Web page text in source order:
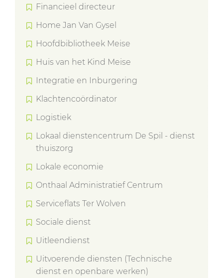
Financieel directeur
Home Jan Van Gysel
Hoofdbibliotheek Meise
Huis van het Kind Meise
Integratie en Inburgering
Klachtencoördinator
Logistiek
Lokaal dienstencentrum De Spil - dienst
thuiszorg
Lokale economie
Onthaal Administratief Centrum
Serviceflats Ter Wolven
Sociale dienst
Uitleendienst
Uitvoerende diensten (Technische
dienst en openbare werken)